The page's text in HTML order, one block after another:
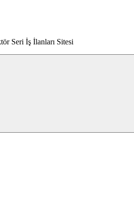
Seri İş İlanları Sitesi